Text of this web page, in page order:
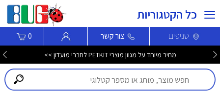
כל הקטגוריות
סניפים צור קשר 0
מחיר מיוחד על מגוון מוצרי PETKIT לחברי מועדון >>